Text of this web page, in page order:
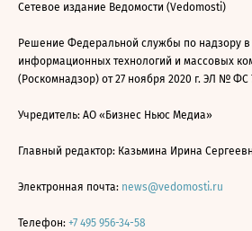
Сетевое издание Ведомости (Vedomosti)
Решение Федеральной службы по надзору
информационных технологий и массовых
(Роскомнадзор) от 27 ноября 2020 г. ЭЛ № ФС
Учредитель: АО «Бизнес Ньюс Медиа»
Главный редактор: Казьмина Ирина
Электронная почта: news@vedomosti.ru
Телефон: +7 495 956-34-58